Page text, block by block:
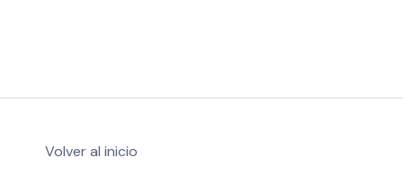
Volver al inicio